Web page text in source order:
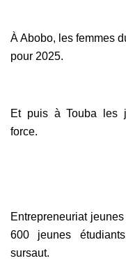
À Abobo, les femmes
pour 2025.
Et puis à Touba les
force.
Entrepreneuriat
600 jeunes
sursaut.